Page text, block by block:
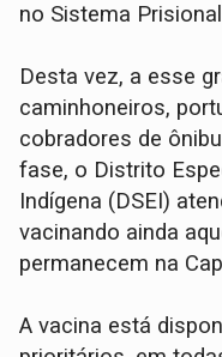
no Sistema
Desta vez, a esse
caminhoneiros,
cobradores de
fase, o Distrito
Indígena (DSEI)
vacinando ainda
permanecem na
A vacina está